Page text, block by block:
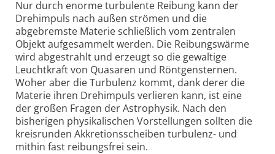
Nur durch enorme turbulente Reibung kann der
Drehimpuls nach außen strömen und die
abgebremste Materie schließlich vom zentralen
Objekt aufgesammelt werden. Die Reibungswärme
wird abgestrahlt und erzeugt so die gewaltige
Leuchtkraft von Quasaren und Röntgensternen.
Woher aber die Turbulenz kommt, dank derer die
Materie ihren Drehimpuls verlieren kann, ist eine
der großen Fragen der Astrophysik. Nach den
bisherigen physikalischen Vorstellungen sollten die
kreisrunden Akkretionsscheiben turbulenz- und
mithin fast reibungsfrei sein.